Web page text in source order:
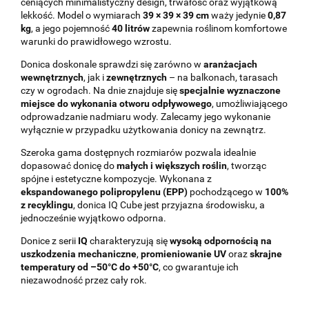
ceniących minimalistyczny design, trwałość oraz wyjątkową
lekkość. Model o wymiarach 39 × 39 × 39 cmważy jedynie0,87
kg, a jego pojemność40 litrówzapewnia roślinom komfortowe
warunki do prawidłowego wzrostu.
Donica doskonale sprawdzi się zarówno w aranżacjach
wewnętrznych, jak izewnętrznych – na balkonach, tarasach
czy w ogrodach. Na dnie znajduje sięspecjalnie wyznaczone
miejsce do wykonania otworu odpływowego, umożliwiającego
odprowadzanie nadmiaru wody. Zalecamy jego wykonanie
wyłącznie w przypadku użytkowania donicy na zewnątrz.
Szeroka gama dostępnych rozmiarów pozwala idealnie
dopasować donicę domałych i większych roślin, tworząc
spójne i estetyczne kompozycje. Wykonana z
ekspandowanego polipropylenu (EPP) pochodzącego w 100%
z recyklingu, donica IQ Cube jest przyjazna środowisku, a
jednocześnie wyjątkowo odporna.
Donice z serii IQ charakteryzują sięwysoką odpornością na
uszkodzenia mechaniczne, promieniowanie UVorazskrajne
temperatury od –50°C do +50°C, co gwarantuje ich
niezawodność przez cały rok.